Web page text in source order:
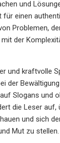
und
für einen
Problemen,
der
und kraftvolle
der
Slogans und
die Leser auf,
und sich
Mut zu stellen.